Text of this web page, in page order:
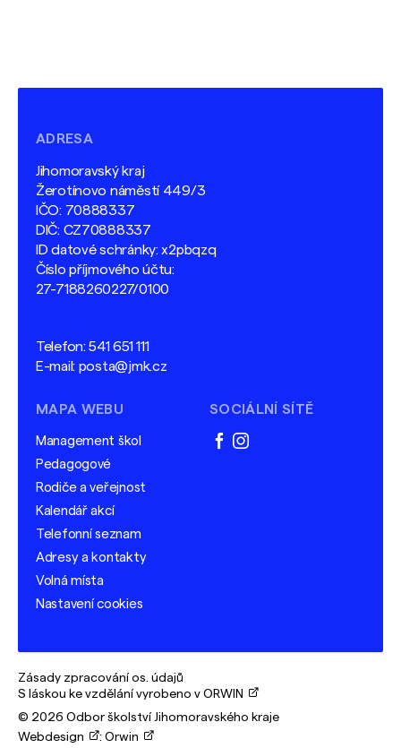
ADRESA
Jihomoravský kraj
Žerotínovo náměstí 449/3
IČO: 70888337
DIČ: CZ70888337
ID datové schránky: x2pbqzq
Číslo příjmového účtu:
27-7188260227/0100
Telefon:541 651 111
E-mail: posta@jmk.cz
MAPA WEBU
Management škol
Pedagogové
Rodiče a veřejnost
Kalendář akcí
Telefonní seznam
Adresy a kontakty
Volná místa
Nastavení cookies
SOCIÁLNÍ SÍTĚ
facebook
instagram
Zásady zpracování os. údajů
S láskou ke vzdělání vyrobeno v ORWIN
© 2026 Odbor školství Jihomoravského kraje
Webdesign
: Orwin